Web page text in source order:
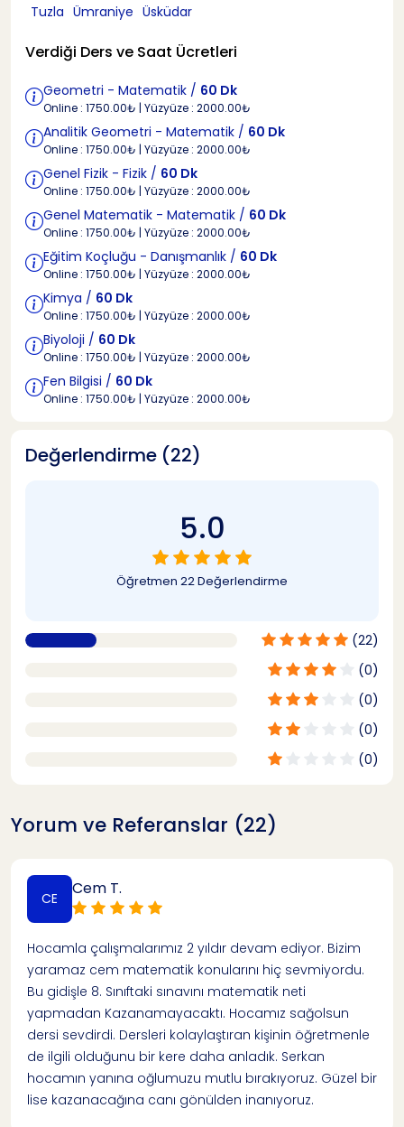
Tuzla Ümraniye Üsküdar
Verdiği Ders ve Saat Ücretleri
Geometri - Matematik / 60 Dk
Online : 1750.00₺ | Yüzyüze : 2000.00₺
Analitik Geometri - Matematik / 60 Dk
Online : 1750.00₺ | Yüzyüze : 2000.00₺
Genel Fizik - Fizik / 60 Dk
Online : 1750.00₺ | Yüzyüze : 2000.00₺
Genel Matematik - Matematik / 60 Dk
Online : 1750.00₺ | Yüzyüze : 2000.00₺
Eğitim Koçluğu - Danışmanlık / 60 Dk
Online : 1750.00₺ | Yüzyüze : 2000.00₺
Kimya / 60 Dk
Online : 1750.00₺ | Yüzyüze : 2000.00₺
Biyoloji / 60 Dk
Online : 1750.00₺ | Yüzyüze : 2000.00₺
Fen Bilgisi / 60 Dk
Online : 1750.00₺ | Yüzyüze : 2000.00₺
Değerlendirme (22)
5.0
Öğretmen 22 Değerlendirme
(22)
(0)
(0)
(0)
(0)
Yorum ve Referanslar (22)
CE Cem T.
Hocamla çalışmalarımız 2 yıldır devam ediyor. Bizim
yaramaz cem matematik konularını hiç sevmiyordu.
Bu gidişle 8. Sınıftaki sınavını matematik neti
yapmadan Kazanamayacaktı. Hocamız sağolsun
dersi sevdirdi. Dersleri kolaylaştıran kişinin öğretmenle
de ilgili olduğunu bir kere daha anladık. Serkan
hocamın yanına oğlumuzu mutlu bırakıyoruz. Güzel bir
lise kazanacağına canı gönülden inanıyoruz.